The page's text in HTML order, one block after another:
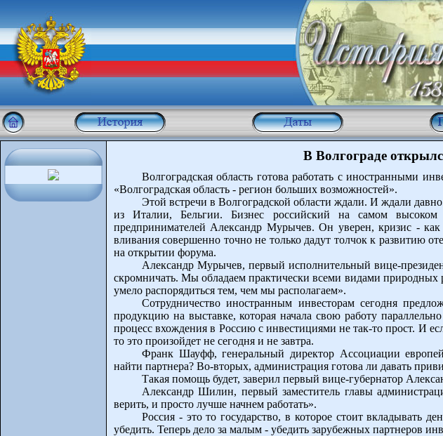
В Волгограде
Волгоградская область готова работать с иностранными
«Волгоградская область - регион больших возможностей».
Этой встречи в Волгоградской области ждали. И ждали
из Италии, Бельгии. Бизнес российский на самом
предпринимателей Александр Мурычев. Он уверен, кризис -
вливания совершенно точно не только дадут толчок к развитию
на открытии форума.
Александр Мурычев, первый исполнительный вице-
скромничать. Мы обладаем практически всеми видами природных
умело распорядиться тем, чем мы располагаем».
Сотрудничество иностранным инвесторам сегодня
продукцию на выставке, которая начала свою работу
процесс вхождения в Россию с инвестициями не так-то прост. И
то это произойдет не сегодня и не завтра.
Франк Шауфф, генеральный директор Ассоциации
найти партнера? Во-вторых, администрация готова ли давать
Такая помощь будет, заверил первый вице-губернатор
Александр Шилин, первый заместитель главы
верить, и просто лучше начнем работать».
Россия - это то государство, в которое стоит вкладывать
убедить. Теперь дело за малым - убедить зарубежных партнеров